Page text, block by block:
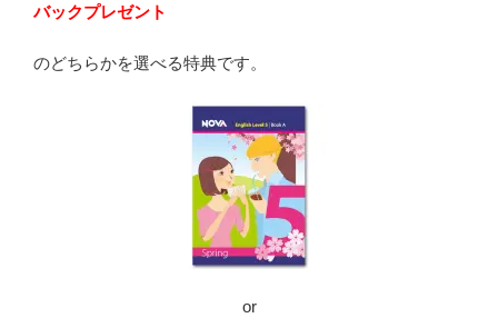
バックプレゼント
のどちらかを選べる特典です。
or